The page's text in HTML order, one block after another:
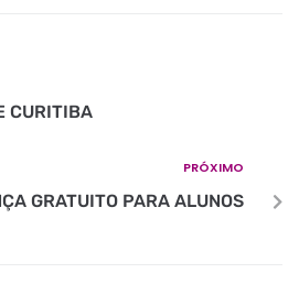
CURITIBA
PRÓXIMO
GRATUITO PARA ALUNOS